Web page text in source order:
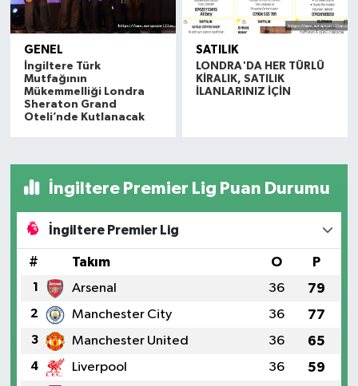
GENEL
İngiltere Türk
Mutfağının
Mükemmelliği Londra
Sheraton Grand
Oteli’nde Kutlanacak
SATILIK
LONDRA'DA HER TÜRLÜ
KİRALIK, SATILIK
İLANLARINIZ İÇİN
İngiltere Premier Lig Puan Durumu
İngiltere Premier Lig
# Takım O P
1 Arsenal 36 79
2 Manchester City 36 77
3 Manchester United 36 65
4 Liverpool 36 59